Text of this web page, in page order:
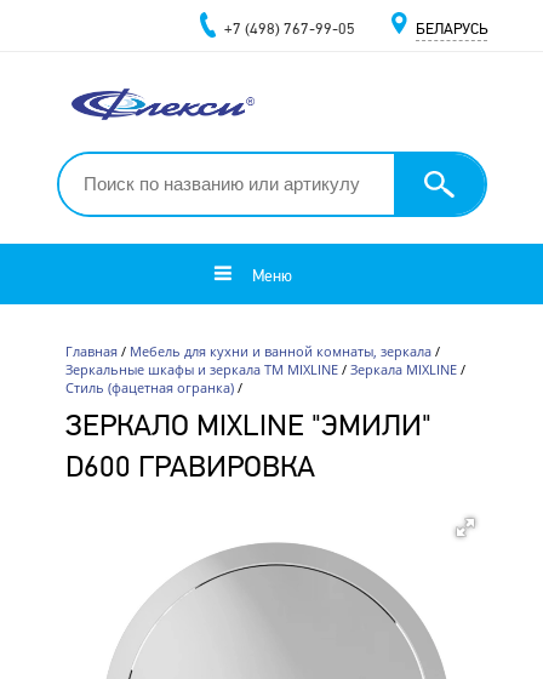
+7 (498) 767-99-05 БЕЛАРУСЬ
Меню
Главная/ Мебель для кухни и ванной комнаты, зеркала/
Зеркальные шкафы и зеркала ТМ MIXLINE/ Зеркала MIXLINE/
Стиль (фацетная огранка)/
ЗЕРКАЛО MIXLINE "ЭМИЛИ"
D600 ГРАВИРОВКА